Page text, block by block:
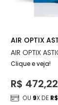
AIR OPTIX
AIR OPTIX
Clique e veja!
R$ 472,22
OU 9X DE